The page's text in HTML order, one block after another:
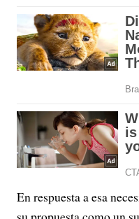
En respuesta a esa